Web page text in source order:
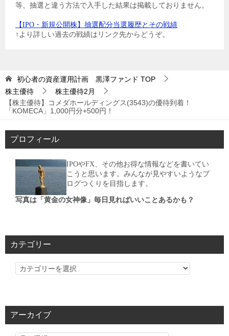
等、抽選と違う方法で入手した結果は掲載しておりません。
【IPO・新規公開株】抽選配分当選履歴とその戦績
↑より詳しい過去の戦績はリンク先からどうぞ。
初心者の資産運用計画 黒澤ファンド TOP
株主優待
株主優待2月
【株主優待】コメダホールディングス(3543)の優待到着！
「KOMECA」1,000円分+500円！
プロフィール
IPOやFX、その他お得な情報などを書いてい
こうと思います。みんなが見やすいようなブ
ログつくりを目指します。
写真は「黄金の女神像」毎日見ればいいことあるかも？
カテゴリー
カ
リ
アーカイブ